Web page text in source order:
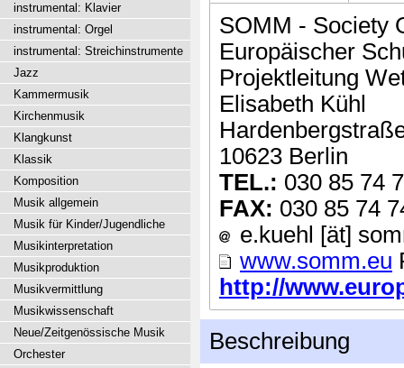
SOMM - Society
Europäischer
Projektleitung
Elisabeth Kühl
10623 Berlin
TEL.: 030 85 74
FAX: 030 85 74
e.kuehl [ät]
www.somm.eu
http://
Beschreibung
instrumental: Klavier
instrumental: Orgel
instrumental: Streichinstrumente
Jazz
Kammermusik
Kirchenmusik
Klangkunst
Klassik
Komposition
Musik allgemein
Musik für Kinder/Jugendliche
Musikinterpretation
Musikproduktion
Musikvermittlung
Musikwissenschaft
Neue/Zeitgenössische Musik
Orchester